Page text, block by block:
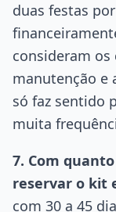
duas festas
consideram os
manutenção e
só faz sentido
muita
7. Com
reservar o kit
com 30 a 45